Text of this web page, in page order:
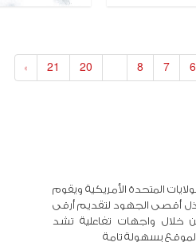
6
7
8
20
21
»
المتحدة الأمريكية ويقوم
أقصى الجهود لتقديم أرقى
خلال واجهات تفاعلية تشد
بسهولة تامة